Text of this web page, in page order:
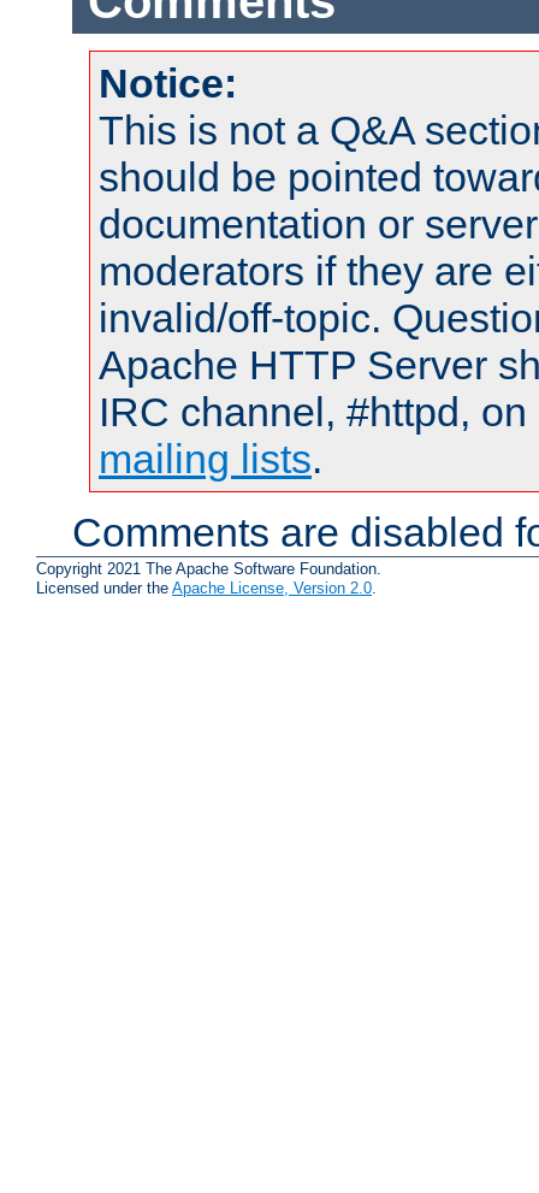
Notice:
This is not a Q&A
should be pointed
documentation or
moderators if they are
invalid/off-topic.
Apache HTTP Server
IRC channel, #httpd,
mailing lists.
Comments are disabled
Copyright 2021 The Apache Software Foundation.
Licensed under the Apache License, Version 2.0.